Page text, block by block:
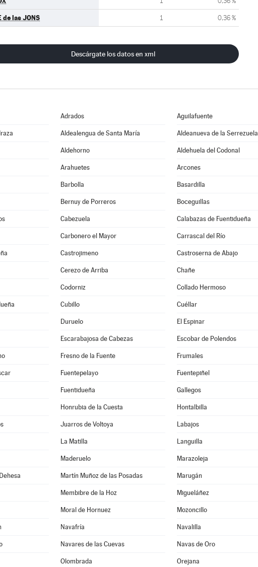
de las JONS 1 0,36 %
Descárgate los datos en xml
Adrados Aguilafuente
Aldealengua de Santa María Aldeanueva de la Serrezuela
Aldehorno Aldehuela del Codonal
Arahuetes Arcones
Barbolla Basardilla
Bernuy de Porreros Boceguillas
Cabezuela Calabazas de Fuentidueña
Carbonero el Mayor Carrascal del Río
Castrojimeno Castroserna de Abajo
Cerezo de Arriba Chañe
Codorniz Collado Hermoso
Cubillo Cuéllar
Duruelo El Espinar
Escarabajosa de Cabezas Escobar de Polendos
Fresno de la Fuente Frumales
Fuentepelayo Fuentepiñel
Fuentidueña Gallegos
Honrubia de la Cuesta Hontalbilla
Juarros de Voltoya Labajos
La Matilla Languilla
Maderuelo Marazoleja
Martín Muñoz de las Posadas Marugán
Membibre de la Hoz Migueláñez
Moral de Hornuez Mozoncillo
Navafría Navalilla
Navares de las Cuevas Navas de Oro
Olombrada Orejana